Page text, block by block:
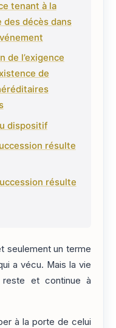
tenant à la
des décès dans
de l’exigence
de
dispositif
résulte
résulte
seulement un terme
a vécu. Mais la vie
et continue à
à la porte de celui